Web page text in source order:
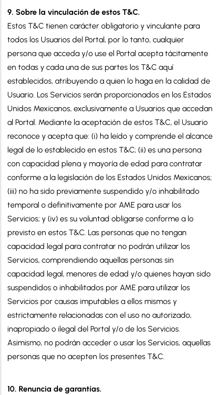
9. Sobre la vinculación de estos T&C.
Estos T&C tienen carácter obligatorio y vinculante para
todos los Usuarios del Portal, por lo tanto, cualquier
persona que acceda y/o use el Portal acepta tácitamente
en todas y cada una de sus partes los T&C aquí
establecidos, atribuyendo a quien lo haga en la calidad de
Usuario. Los Servicios serán proporcionados en los Estados
Unidos Mexicanos, exclusivamente a Usuarios que accedan
al Portal. Mediante la aceptación de estos T&C, el Usuario
reconoce y acepta que: (i) ha leído y comprende el alcance
legal de lo establecido en estos T&C; (ii) es una persona
con capacidad plena y mayoría de edad para contratar
conforme a la legislación de los Estados Unidos Mexicanos;
(iii) no ha sido previamente suspendido y/o inhabilitado
temporal o definitivamente por AME para usar los
Servicios; y (iv) es su voluntad obligarse conforme a lo
previsto en estos T&C. Las personas que no tengan
capacidad legal para contratar no podrán utilizar los
Servicios, comprendiendo aquellas personas sin
capacidad legal, menores de edad y/o quienes hayan sido
suspendidos o inhabilitados por AME para utilizar los
Servicios por causas imputables a ellos mismos y
estrictamente relacionadas con el uso no autorizado,
inapropiado o ilegal del Portal y/o de los Servicios.
Asimismo, no podrán acceder o usar los Servicios, aquellas
personas que no acepten los presentes T&C.
10. Renuncia de garantías.